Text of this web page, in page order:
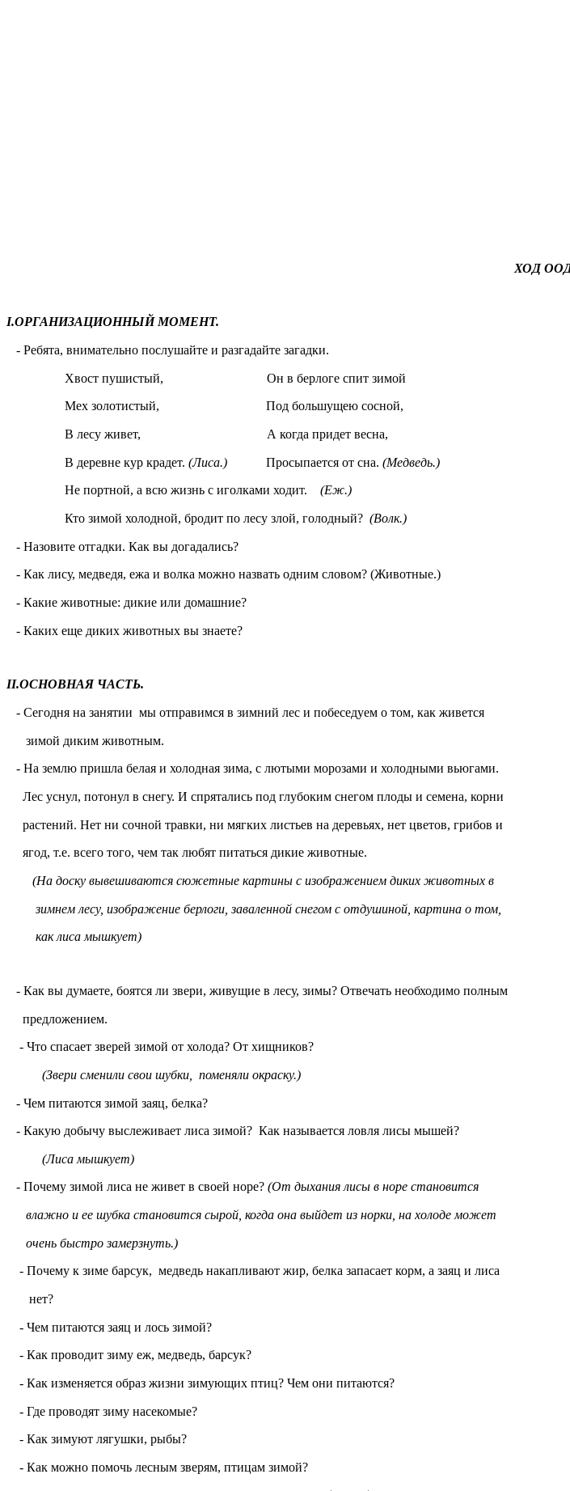
ХОД
I.ОРГАНИЗАЦИОННЫЙ МОМЕНТ.
- Ребята, внимательно послушайте и разгадайте загадки.
Хвост пушистый, Он в берлоге спит зимой
Мех золотистый, Под большущею сосной,
В лесу живет, А когда придет весна,
В деревне кур крадет. (Лиса.) Просыпается от сна. (Медведь.)
Не портной, а всю жизнь с иголками ходит. (Еж.)
Кто зимой холодной, бродит по лесу злой, голодный? (Волк.)
- Назовите отгадки. Как вы догадались?
- Как лису, медведя, ежа и волка можно назвать одним словом? (Животные.)
- Какие животные: дикие или домашние?
- Каких еще диких животных вы знаете?
II.ОСНОВНАЯ ЧАСТЬ.
- Сегодня на занятии мы отправимся в зимний лес и побеседуем о том, как живется
зимой диким животным.
- На землю пришла белая и холодная зима, с лютыми морозами и холодными вьюгами.
Лес уснул, потонул в снегу. И спрятались под глубоким снегом плоды и семена, корни
растений. Нет ни сочной травки, ни мягких листьев на деревьях, нет цветов, грибов и
ягод, т.е. всего того, чем так любят питаться дикие животные.
(На доску вывешиваются сюжетные картины с изображением диких животных в
зимнем лесу, изображение берлоги, заваленной снегом с отдушиной, картина о том,
как лиса мышкует)
- Как вы думаете, боятся ли звери, живущие в лесу, зимы? Отвечать необходимо полным
предложением.
- Что спасает зверей зимой от холода? От хищников?
(Звери сменили свои шубки, поменяли окраску.)
- Чем питаются зимой заяц, белка?
- Какую добычу выслеживает лиса зимой? Как называется ловля лисы мышей?
(Лиса мышкует)
- Почему зимой лиса не живет в своей норе? (От дыхания лисы в норе становится
влажно и ее шубка становится сырой, когда она выйдет из норки, на холоде может
очень быстро замерзнуть.)
- Почему к зиме барсук, медведь накапливают жир, белка запасает корм, а заяц и лиса
нет?
- Чем питаются заяц и лось зимой?
- Как проводит зиму еж, медведь, барсук?
- Как изменяется образ жизни зимующих птиц? Чем они питаются?
- Где проводят зиму насекомые?
- Как зимуют лягушки, рыбы?
- Как можно помочь лесным зверям, птицам зимой?